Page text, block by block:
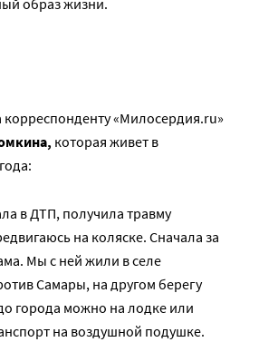
образ жизни.
корреспонденту «Милосердия.ru»
которая живет в
в ДТП, получила травму
на коляске. Сначала за
Мы с ней жили в селе
Самары, на другом берегу
города можно на лодке или
на воздушной подушке.